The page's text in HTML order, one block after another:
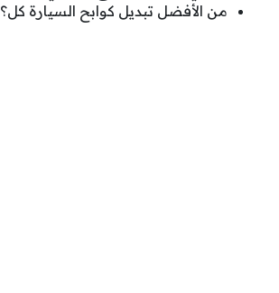
من الأفضل تبديل كوابح السيارة كل؟